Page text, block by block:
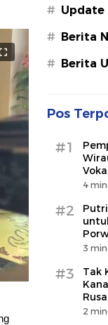
# Update
# Berita
# Berita
Pos
#1
4
#2
3
#3
Tak
2